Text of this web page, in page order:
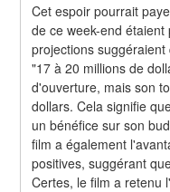
Cet espoir pourrait
de ce week-end
projections
"17 à 20 millions de
d'ouverture, mais son
dollars. Cela signifie
un bénéfice sur son
film a également
positives, suggérant
Certes, le film a retenu